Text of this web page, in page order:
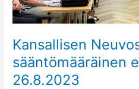
Kansallisen
sääntömääräinen
26.8.2023